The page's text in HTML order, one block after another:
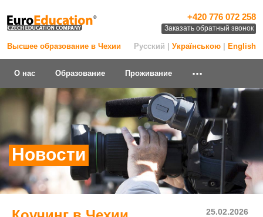
Высшее образование в Чехии
+420 776 072 258
Заказать обратный звонок
Русский | Українською English
О нас Образование Проживание ...
Новости
25.02.2026